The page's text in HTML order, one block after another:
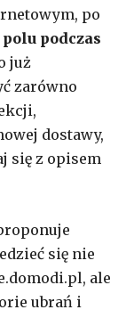
po
podczas
już
zarówno
dostawy,
się z opisem
się nie
ale
ubrań i